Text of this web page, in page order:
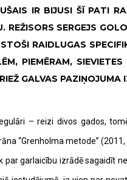
IR BIJUSI ŠĪ PATI
REŽISORS SERGEJS
RAIDLUGAS
PIEMĒRAM,
GALVAS PAZIŅOJUMA
– reizi divos gados,
“Grenholma metode”
garlaicību izrādē sagaidīt